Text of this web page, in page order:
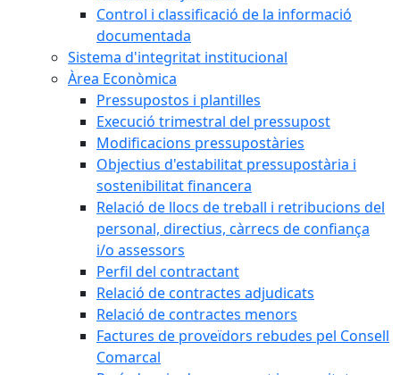
Control i classificació de la informació
documentada
Sistema d'integritat institucional
Àrea Econòmica
Pressupostos i plantilles
Execució trimestral del pressupost
Modificacions pressupostàries
Objectius d'estabilitat pressupostària i
sostenibilitat financera
Relació de llocs de treball i retribucions del
personal, directius, càrrecs de confiança
i/o assessors
Perfil del contractant
Relació de contractes adjudicats
Relació de contractes menors
Factures de proveïdors rebudes pel Consell
Comarcal